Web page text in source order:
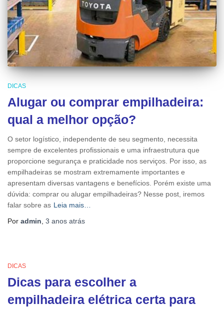
DICAS
Alugar ou comprar empilhadeira:
qual a melhor opção?
O setor logístico, independente de seu segmento, necessita
sempre de excelentes profissionais e uma infraestrutura que
proporcione segurança e praticidade nos serviços. Por isso, as
empilhadeiras se mostram extremamente importantes e
apresentam diversas vantagens e benefícios. Porém existe uma
dúvida: comprar ou alugar empilhadeiras? Nesse post, iremos
falar sobre as Leia mais…
Por admin, 3 anos atrás
DICAS
Dicas para escolher a
empilhadeira elétrica certa para